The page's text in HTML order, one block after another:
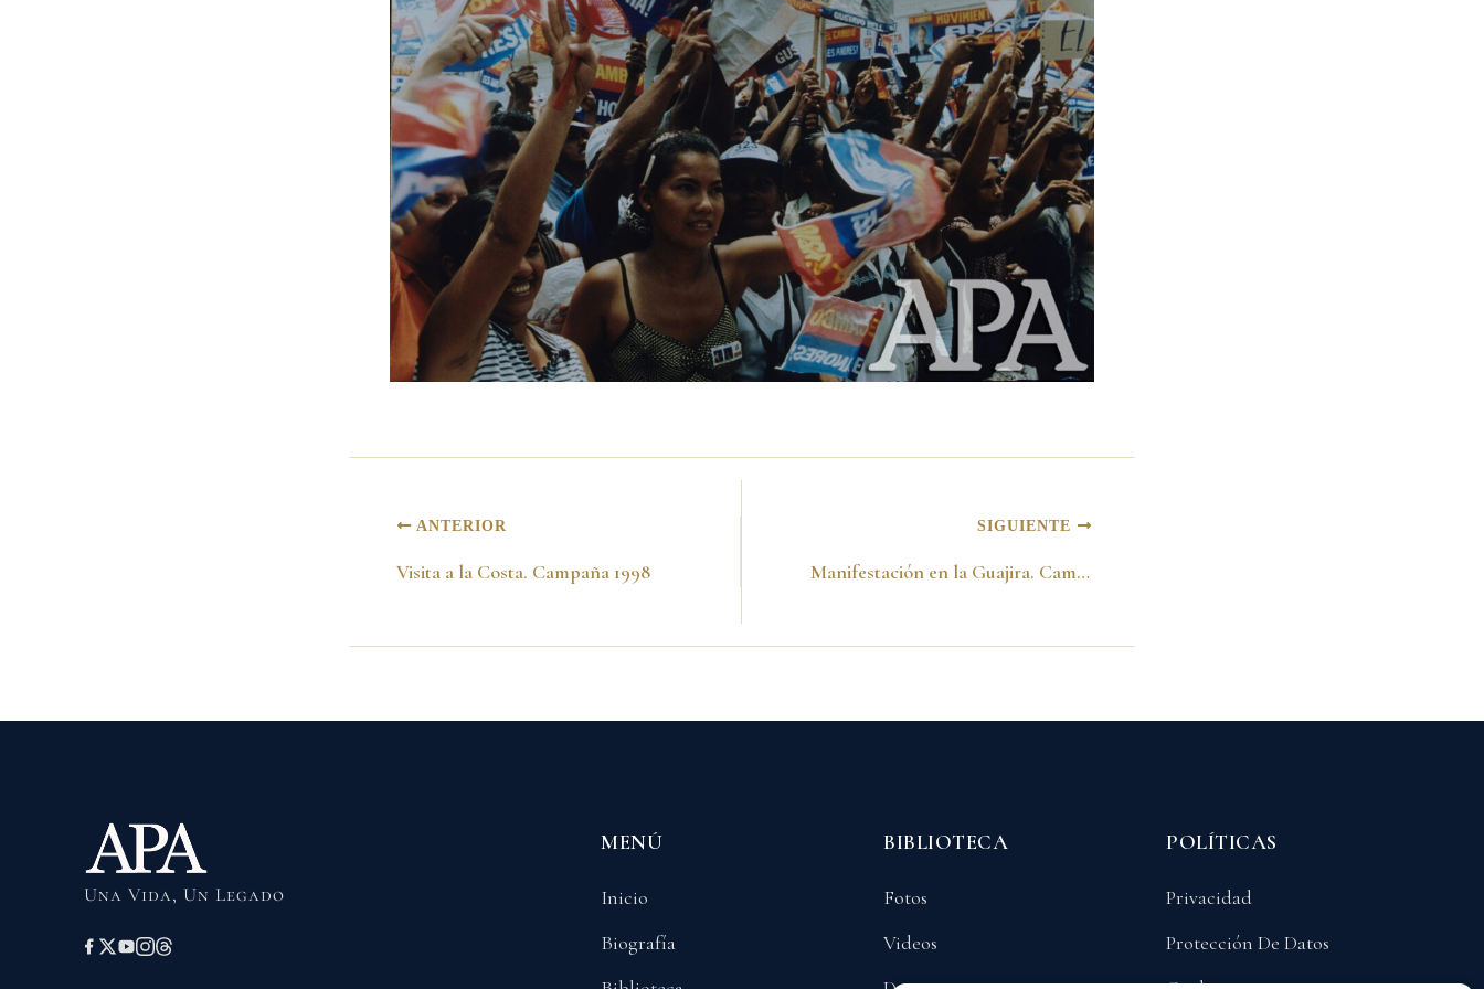
ANTERIOR
Visita a la Costa. Campaña 1998
SIGUIENTE
Manifestación en la Guajira. Campaña 1998
Una Vida, Un Legado
MENÚ
Inicio
Biografía
BIBLIOTECA
Fotos
Videos
POLÍTICAS
Privacidad
Protección De Datos